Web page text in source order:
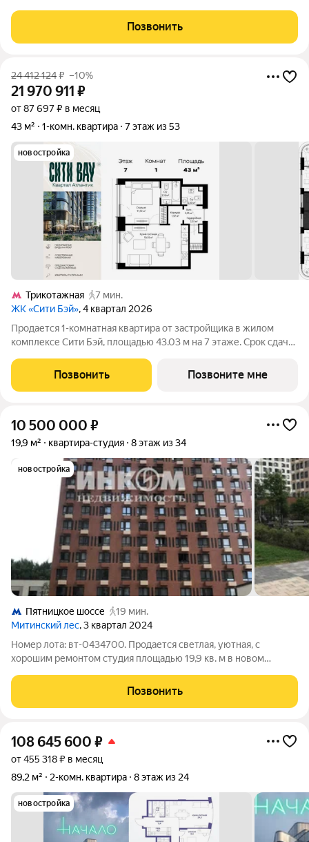
мягкими покрытиями. Квартира с шикарными видами на запад -
панорама горизонт
Позвонить
24 412 124₽ –10%
21 970 911 ₽
от 87 697 ₽ в месяц
43 м²
1-комн. квартира 7 этаж из 53
новостройка
Трикотажная
7 мин.
ЖК «Сити Бэй», 4 квартал 2026
Продается 1-комнатная квартира от застройщика в жилом
комплексе Сити Бэй, площадью 43.03 м на 7 этаже. Срок сдачи
настоящий город в городе с отлично развитой
инфраструктурой и собственной
Позвонить Позвоните мне
10 500 000 ₽
19,9 м² квартира-студия 8 этаж из 34
новостройка
Пятницкое шоссе
19 мин.
Митинский лес, 3 квартал 2024
Номер лота: вт-0434700. Продается светлая, уютная, с
хорошим ремонтом студия площадью 19,9 кв. м в новом
корпус 4, на 8 этаже 34-этажного дома. Дом входит в
масштабный жилой комплекс
Позвонить
108 645 600 ₽
от 455 318 ₽ в месяц
89,2 м²
2-комн. квартира 8 этаж из 24
новостройка